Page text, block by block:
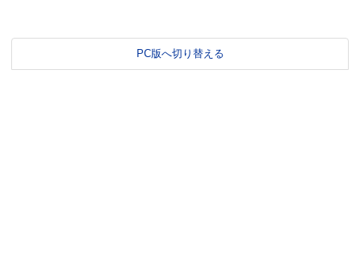
PC版へ切り替える